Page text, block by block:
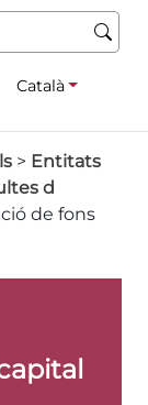
Català
> Entitats
d
de fons